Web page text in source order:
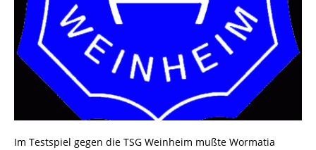
Im Testspiel gegen die TSG Weinheim mußte Wormatia